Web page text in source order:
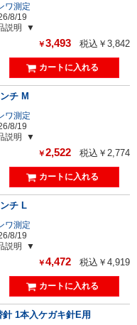
ワ測定
8/19
説明
￥3,493 税込￥3,842
チ M
ワ測定
8/19
説明
￥2,522 税込￥2,774
ンチ L
ワ測定
8/19
説明
￥4,472 税込￥4,919
針 1本入ケガキ針E用